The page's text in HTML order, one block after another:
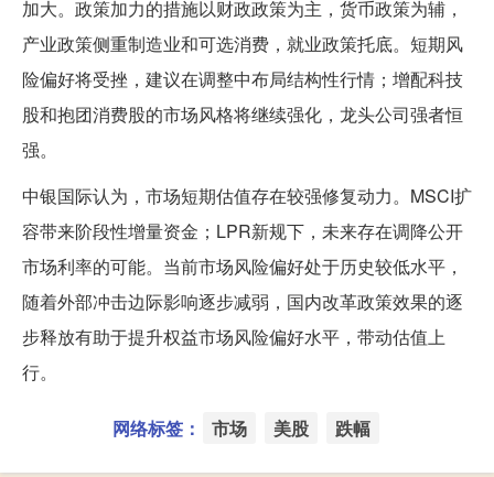
加大。政策加力的措施以财政政策为主，货币政策为辅，
产业政策侧重制造业和可选消费，就业政策托底。短期风
险偏好将受挫，建议在调整中布局结构性行情；增配科技
股和抱团消费股的市场风格将继续强化，龙头公司强者恒
强。
中银国际认为，市场短期估值存在较强修复动力。MSCI扩
容带来阶段性增量资金；LPR新规下，未来存在调降公开
市场利率的可能。当前市场风险偏好处于历史较低水平，
随着外部冲击边际影响逐步减弱，国内改革政策效果的逐
步释放有助于提升权益市场风险偏好水平，带动估值上
行。
网络标签： 市场 美股 跌幅